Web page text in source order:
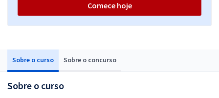
Sobre o curso Sobre o concurso
Sobre o curso
Comece hoje